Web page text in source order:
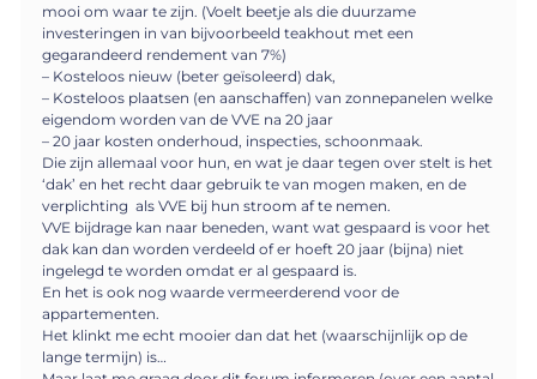
mooi om waar te zijn. (Voelt beetje als die duurzame
investeringen in van bijvoorbeeld teakhout met een
gegarandeerd rendement van 7%)
– Kosteloos nieuw (beter geïsoleerd) dak,
– Kosteloos plaatsen (en aanschaffen) van zonnepanelen welke
eigendom worden van de VVE na 20 jaar
– 20 jaar kosten onderhoud, inspecties, schoonmaak.
Die zijn allemaal voor hun, en wat je daar tegen over stelt is het
‘dak’ en het recht daar gebruik te van mogen maken, en de
verplichting als VVE bij hun stroom af te nemen.
VVE bijdrage kan naar beneden, want wat gespaard is voor het
dak kan dan worden verdeeld of er hoeft 20 jaar (bijna) niet
ingelegd te worden omdat er al gespaard is.
En het is ook nog waarde vermeerderend voor de
appartementen.
Het klinkt me echt mooier dan dat het (waarschijnlijk op de
lange termijn) is…